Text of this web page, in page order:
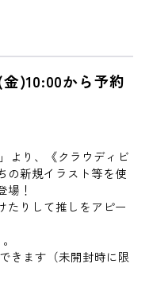
)10:00から予約
より、《クラウディビ
の新規イラスト等を使
！
たりして推しをアピー
きます（未開封時に限